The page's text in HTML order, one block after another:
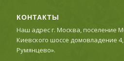
КОНТАКТЫ
Наш адрес г. Москва, поселение
Киевского шоссе домовладение
Румянцево».